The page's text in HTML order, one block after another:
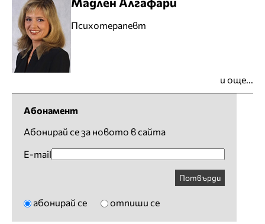
Психотерапевт
и още...
Абонамент
Абонирай се за новото в сайта
E-mail
Потвърди
абонирай се отпиши се